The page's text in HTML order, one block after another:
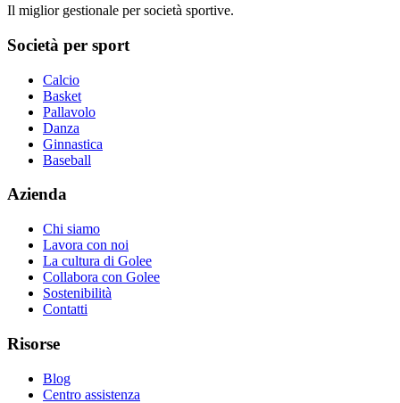
Il miglior gestionale per società sportive.
Società per sport
Calcio
Basket
Pallavolo
Danza
Ginnastica
Baseball
Azienda
Chi siamo
Lavora con noi
La cultura di Golee
Collabora con Golee
Sostenibilità
Contatti
Risorse
Blog
Centro assistenza